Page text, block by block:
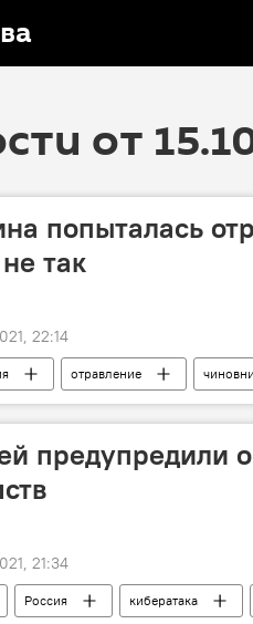
от
попыталась
так
22:14
отравление
предупредили
21:34
Россия кибератака